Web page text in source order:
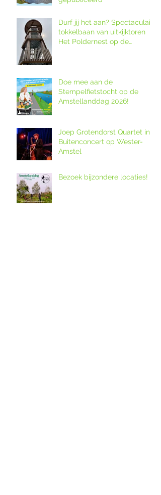
Durf jij het aan? Spectaculaire
tokkelbaan van uitkijktoren
Het Poldernest op de
Doe mee aan de
Stempelfietstocht op de
Amstellanddag 2026!
Joep Grotendorst Quartet in
Buitenconcert op Wester-
Amstel
Bezoek bijzondere locaties!